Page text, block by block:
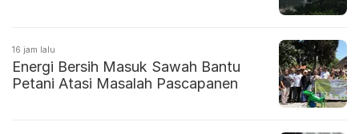
16 jam lalu
Energi Bersih Masuk Sawah Bantu
Petani Atasi Masalah Pascapanen